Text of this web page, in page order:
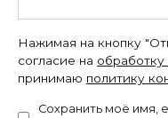
Нажимая на кнопку
согласие на обработку
принимаю политику
Сохранить моё имя,